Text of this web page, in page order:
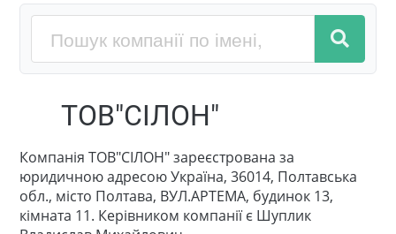
ТОВ"СІЛОН"
Компанія ТОВ"СІЛОН" зареєстрована за
юридичною адресою Україна, 36014, Полтавська
обл., місто Полтава, ВУЛ.АРТЕМА, будинок 13,
кімната 11. Керівником компанії є Шуплик